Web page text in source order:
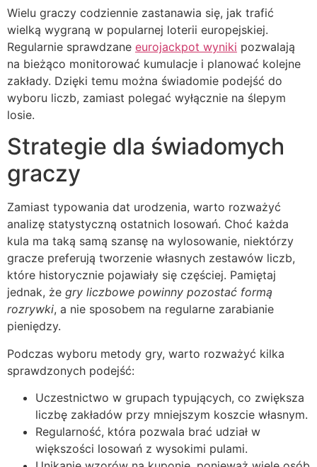
Wielu graczy codziennie zastanawia się, jak trafić
wielką wygraną w popularnej loterii europejskiej.
Regularnie sprawdzane eurojackpot wyniki pozwalają
na bieżąco monitorować kumulacje i planować kolejne
zakłady. Dzięki temu można świadomie podejść do
wyboru liczb, zamiast polegać wyłącznie na ślepym
losie.
Strategie dla świadomych
graczy
Zamiast typowania dat urodzenia, warto rozważyć
analizę statystyczną ostatnich losowań. Choć każda
kula ma taką samą szansę na wylosowanie, niektórzy
gracze preferują tworzenie własnych zestawów liczb,
które historycznie pojawiały się częściej. Pamiętaj
jednak, że gry liczbowe powinny pozostać formą
rozrywki, a nie sposobem na regularne zarabianie
pieniędzy.
Podczas wyboru metody gry, warto rozważyć kilka
sprawdzonych podejść:
Uczestnictwo w grupach typujących, co zwiększa
liczbę zakładów przy mniejszym koszcie własnym.
Regularność, która pozwala brać udział w
większości losowań z wysokimi pulami.